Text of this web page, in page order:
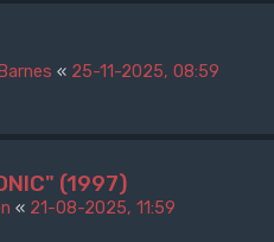
« 25-11-2025, 08:59
(1997)
« 21-08-2025, 11:59